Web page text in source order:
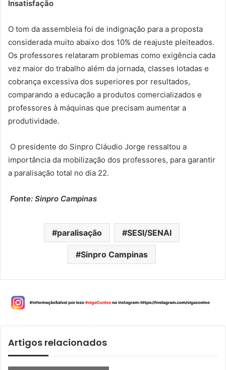
Insatisfação
O tom da assembleia foi de indignação para a proposta
considerada muito abaixo dos 10% de reajuste pleiteados.
Os professores relataram problemas como exigência cada
vez maior do trabalho além da jornada, classes lotadas e
cobrança excessiva dos superiores por resultados,
comparando a educação a produtos comercializados e
professores à máquinas que precisam aumentar a
produtividade.
O presidente do Sinpro Cláudio Jorge ressaltou a
importância da mobilização dos professores, para garantir
a paralisação total no dia 22.
Fonte: Sinpro Campinas
paralisação SESI/SENAI
Sinpro Campinas
Artigos relacionados